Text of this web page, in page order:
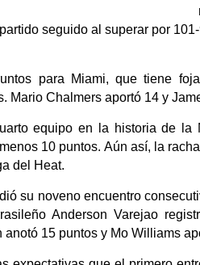
seguido al superar por
para Miami, que tiene
Mario Chalmers aportó 14 y
equipo en la historia de la
10 puntos. Aún así, la
del Heat.
su noveno encuentro
Anderson Varejao
anotó 15 puntos y Mo Williams